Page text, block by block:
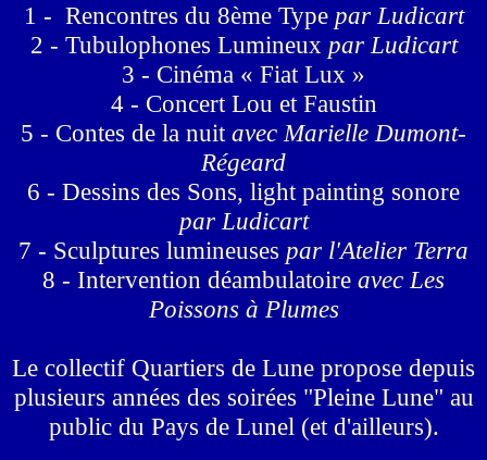
1 - Rencontres du 8ème Type par Ludicart
2 - Tubulophones Lumineux par Ludicart
3 - Cinéma « Fiat Lux »
4 - Concert Lou et Faustin
5 - Contes de la nuitavec Marielle Dumont-
Régeard
6 - Dessins des Sons, light painting sonore
par Ludicart
7 - Sculptures lumineuses par l'Atelier Terra
8 - Intervention déambulatoire avec Les
Poissons à Plumes
Le collectif Quartiers de Lune propose depuis
plusieurs années des soirées "Pleine Lune" au
public du Pays de Lunel (et d'ailleurs).